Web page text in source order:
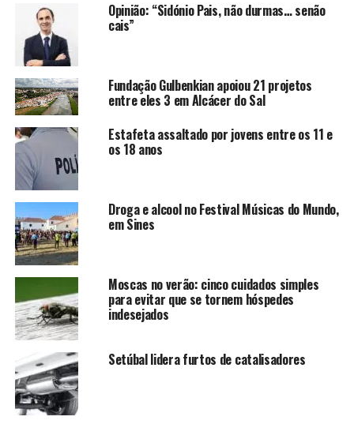
Opinião: “Sidónio Pais, não durmas… senão
cais”
Fundação Gulbenkian apoiou 21 projetos
entre eles 3 em Alcácer do Sal
Estafeta assaltado por jovens entre os 11 e
os 18 anos
Droga e alcool no Festival Músicas do Mundo,
em Sines
Moscas no verão: cinco cuidados simples
para evitar que se tornem hóspedes
indesejados
Setúbal lidera furtos de catalisadores